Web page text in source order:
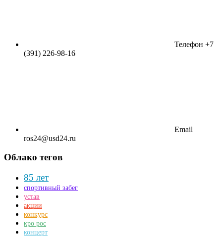
Телефон +7
(391) 226-98-16
Email
ros24@usd24.ru
Облако тегов
85 лет
спортивный забег
устав
акции
конкурс
кро рос
концерт